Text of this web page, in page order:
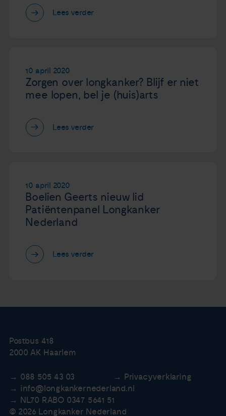
Lees verder
10 april 2020
Zorgen over longkanker? Blijf er niet
mee lopen, bel je (huis)arts
Lees verder
10 april 2020
Boelien Geerts nieuw lid
Patiëntenpanel Longkanker
Nederland
Lees verder
Postbus 418
2000 AK Haarlem
088 505 43 03
Privacyverklaring
info@longkankernederland.nl
NL70 RABO 0347 5641 51
© 2026 Longkanker Nederland